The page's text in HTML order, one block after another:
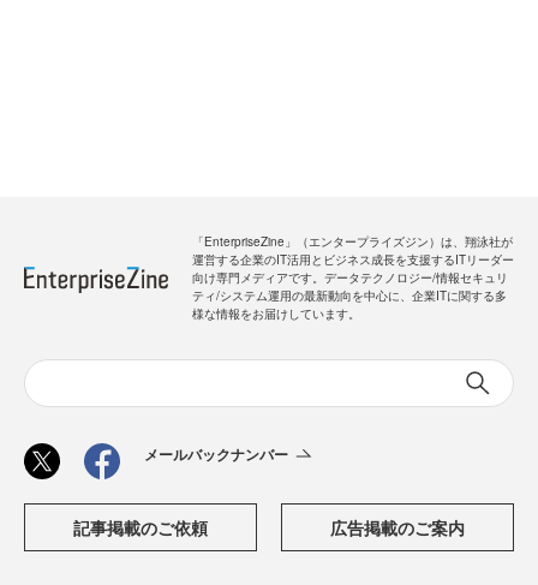
「EnterpriseZine」（エンタープライズジン）は、翔泳社が
運営する企業のIT活用とビジネス成長を支援するITリーダー
向け専門メディアです。データテクノロジー/情報セキュリ
ティ/システム運用の最新動向を中心に、企業ITに関する多
様な情報をお届けしています。
メールバックナンバー
記事掲載のご依頼 広告掲載のご案内